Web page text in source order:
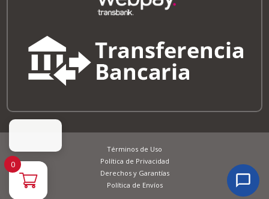
Términos de Uso
Política de Privacidad
Derechos y Garantías
Política de Envíos
0